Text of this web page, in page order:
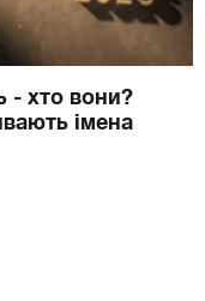
- хто вони?
імена